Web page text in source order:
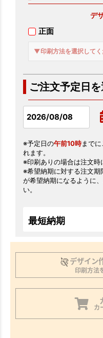
デ
正面
▼印刷方法を選択してく
ご注文予定日
※予定日の午前10時までに
れます。
※印刷ありの場合は注文時
※希望納期に対する注文
が希望納期になるように
い。
最短納期
デザイン
印刷方法
カ